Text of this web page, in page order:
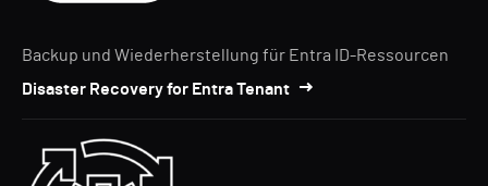
Backup und Wiederherstellung für Entra ID-Ressourcen
Disaster Recovery for Entra Tenant